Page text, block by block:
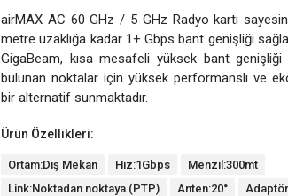
airMAX AC 60 GHz / 5 GHz Radyo kartı
metre uzaklığa kadar 1+ Gbps bant genişliği
GigaBeam, kısa mesafeli yüksek bant genişliği
bulunan noktalar için yüksek performanslı ve
bir alternatif sunmaktadır.
Ürün Özellikleri:
Ortam:Dış Mekan Hız:1Gbps
Menzil:300mt
Link:Noktadan noktaya (PTP)
Anten:20°